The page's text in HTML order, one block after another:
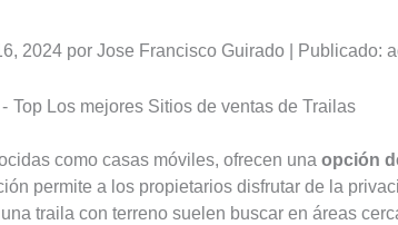
2024 por Jose Francisco Guirado | Publicado:
Top Los mejores Sitios de ventas de Trailas
como casas móviles, ofrecen una opción
permite a los propietarios disfrutar de la
traila con terreno suelen buscar en áreas